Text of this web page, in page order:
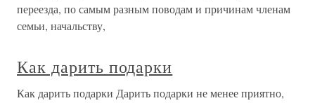
переезда, по самым разным поводам и причинам членам
семьи, начальству,
Как дарить подарки
Как дарить подарки Дарить подарки не менее приятно,